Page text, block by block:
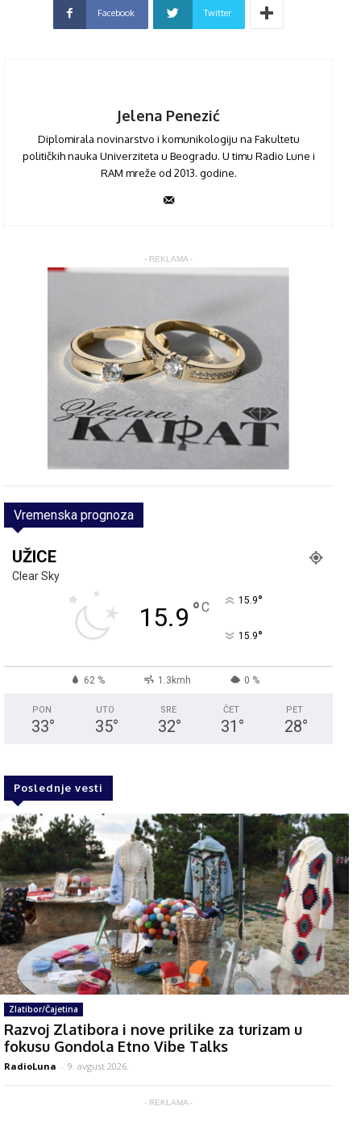
Facebook Twitter
Jelena Penezić
Diplomirala novinarstvo i komunikologiju na Fakultetu
političkih nauka Univerziteta u Beogradu. U timu Radio Lune i
RAM mreže od 2013. godine.
- REKLAMA -
Vremenska prognoza
UŽICE
Clear Sky
15.9 °C 15.9°
15.9°
62 % 1.3kmh 0 %
PON
33°
UTO
35°
SRE
32°
ČET
31 °
PET
28°
Poslednje vesti
Zlatibor/Čajetina
Razvoj Zlatibora i nove prilike za turizam u
fokusu Gondola Etno Vibe Talks
RadioLuna - 9. avgust 2026.
- REKLAMA -